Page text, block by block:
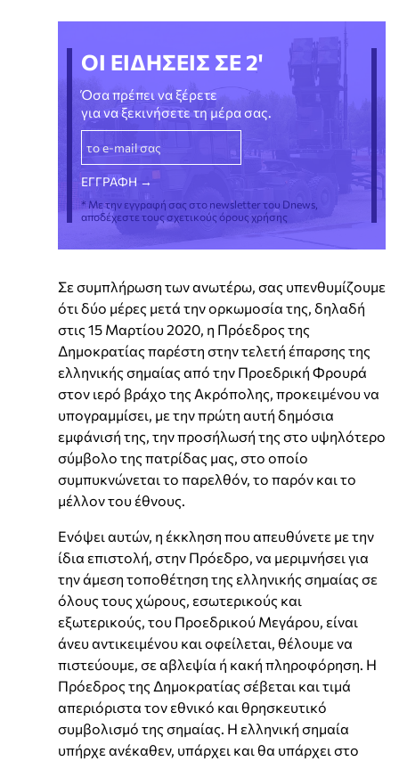
ΟΙ ΕΙΔΗΣΕΙΣ ΣΕ 2'
Όσα πρέπει να ξέρετε
για να ξεκινήσετε τη μέρα σας.
* Με την εγγραφή σας στο newsletter του Dnews,
αποδέχεστε τους σχετικούς όρους χρήσης
Σε συμπλήρωση των ανωτέρω, σας υπενθυμίζουμε
ότι δύο μέρες μετά την ορκωμοσία της, δηλαδή
στις 15 Μαρτίου 2020, η Πρόεδρος της
Δημοκρατίας παρέστη στην τελετή έπαρσης της
ελληνικής σημαίας από την Προεδρική Φρουρά
στον ιερό βράχο της Ακρόπολης, προκειμένου να
υπογραμμίσει, με την πρώτη αυτή δημόσια
εμφάνισή της, την προσήλωσή της στο υψηλότερο
σύμβολο της πατρίδας μας, στο οποίο
συμπυκνώνεται το παρελθόν, το παρόν και το
μέλλον του έθνους.
Ενόψει αυτών, η έκκληση που απευθύνετε με την
ίδια επιστολή, στην Πρόεδρο, να μεριμνήσει για
την άμεση τοποθέτηση της ελληνικής σημαίας σε
όλους τους χώρους, εσωτερικούς και
εξωτερικούς, του Προεδρικού Μεγάρου, είναι
άνευ αντικειμένου και οφείλεται, θέλουμε να
πιστεύουμε, σε αβλεψία ή κακή πληροφόρηση. Η
Πρόεδρος της Δημοκρατίας σέβεται και τιμά
απεριόριστα τον εθνικό και θρησκευτικό
συμβολισμό της σημαίας. H ελληνική σημαία
υπήρχε ανέκαθεν, υπάρχει και θα υπάρχει στο